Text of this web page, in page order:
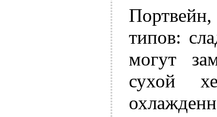
типов:
могут
сухой